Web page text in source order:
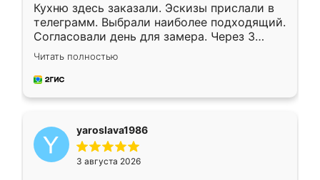
Кухню здесь заказали. Эскизы прислали в
телеграмм. Выбрали наиболее подходящий.
Согласовали день для замера. Через 3
недели кухня была уже готова. Остались
довольны работой. Спасибо Ренессанс
мебель за качественную работу!
Читать полностью
yaroslava1986
3 августа 2026